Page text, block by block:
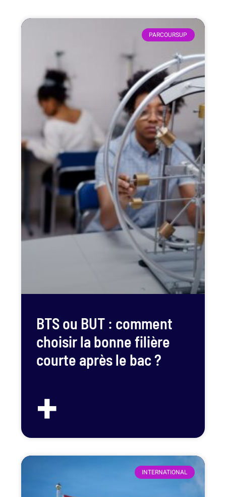
PARCOURSUP
BTS ou BUT : comment
choisir la bonne filière
courte après le bac ?
+
INTERNATIONAL